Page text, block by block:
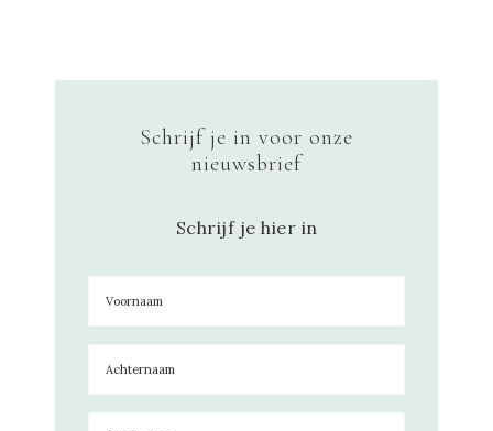
Schrijf je in voor onze
nieuwsbrief
Schrijf je hier in